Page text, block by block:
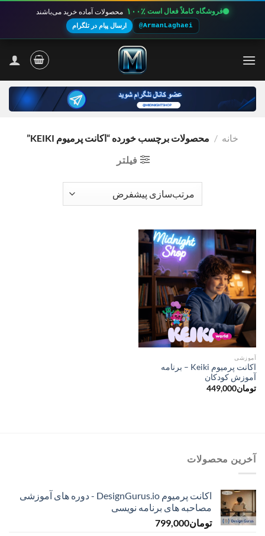
فروشگاه کاملاً فعال است ۱۰۰٪ محصولات آماده خرید می‌باشند
@ArmanLaghaei ارسال پیام در تلگرام
خانه / محصولات برچسب خورده “اکانت پرمیوم KEIKI”
فیلتر
آموزشی
اکانت پرمیوم Keiki – برنامه
آموزش کودکان
تومان449,000
آخرین محصولات
اکانت پرمیوم DesignGurus.io - دوره ‌های آموزشی
مصاحبه ‌های برنامه نویسی
تومان799,000